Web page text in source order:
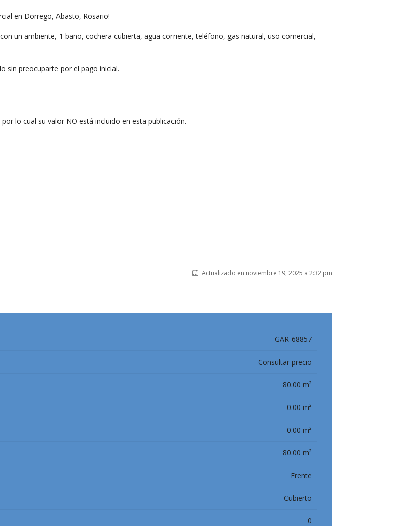
en Dorrego, Abasto, Rosario!
un ambiente, 1 baño, cochera cubierta, agua corriente, teléfono, gas natural, uso comercial,
sin preocuparte por el pago inicial.
lo cual su valor NO está incluido en esta publicación.-
Actualizado en noviembre 19, 2025 a 2:32 pm
GAR-68857
Consultar precio
80.00 m²
0.00 m²
0.00 m²
80.00 m²
Frente
Cubierto
0